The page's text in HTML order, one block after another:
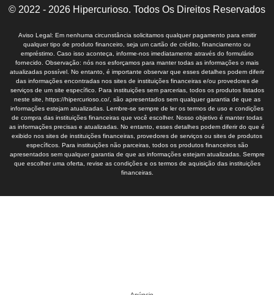
© 2022 - 2026 Hipercurioso. Todos Os Direitos Reservados
Aviso Legal: Em nenhuma circunstância solicitamos qualquer pagamento para emitir
qualquer tipo de produto financeiro, seja um cartão de crédito, financiamento ou
empréstimo. Caso isso aconteça, informe-nos imediatamente através do formulário
fornecido. Observação: nós nos esforçamos para manter todas as informações o mais
atualizadas possível. No entanto, é importante observar que esses detalhes podem diferir
das informações encontradas nos sites de instituições financeiras e/ou provedores de
serviços de um site específico. Para instituições sem parcerias, todos os produtos listados
neste site, https://hipercurioso.co/, são apresentados sem qualquer garantia de que as
informações estejam atualizadas. Lembre-se sempre de ler os termos de uso e condições
de compra das instituições financeiras que você escolher. Nosso objetivo é manter todas
as informações precisas e atualizadas. No entanto, esses detalhes podem diferir do que é
exibido nos sites de instituições financeiras, provedores de serviços ou sites de produtos
específicos. Para instituições não parceiras, todos os produtos financeiros são
apresentados sem qualquer garantia de que as informações estejam atualizadas. Sempre
que escolher uma oferta, revise as condições e os termos de aquisição das instituições
financeiras.